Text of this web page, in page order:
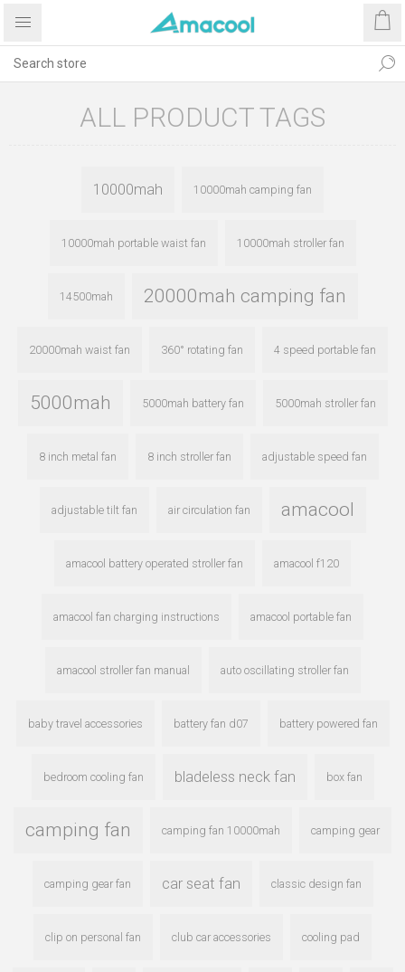
ALL PRODUCT TAGS
10000mah 10000mah camping fan
10000mah portable waist fan 10000mah stroller fan
14500mah 20000mah camping fan
20000mah waist fan 360° rotating fan 4 speed portable fan
5000mah 5000mah battery fan 5000mah stroller fan
8 inch metal fan 8 inch stroller fan adjustable speed fan
adjustable tilt fan air circulation fan amacool
amacool battery operated stroller fan amacool f120
amacool fan charging instructions amacool portable fan
amacool stroller fan manual auto oscillating stroller fan
baby travel accessories battery fan d07 battery powered fan
bedroom cooling fan bladeless neck fan box fan
camping fan camping fan 10000mah camping gear
camping gear fan car seat fan classic design fan
clip on personal fan club car accessories cooling pad